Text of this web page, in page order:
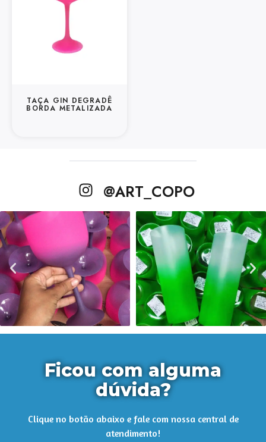
TAÇA GIN DEGRADÊ
BORDA METALIZADA
@ART_COPO
Ficou com alguma
dúvida?
Clique no botão abaixo e fale com nossa central de
atendimento!